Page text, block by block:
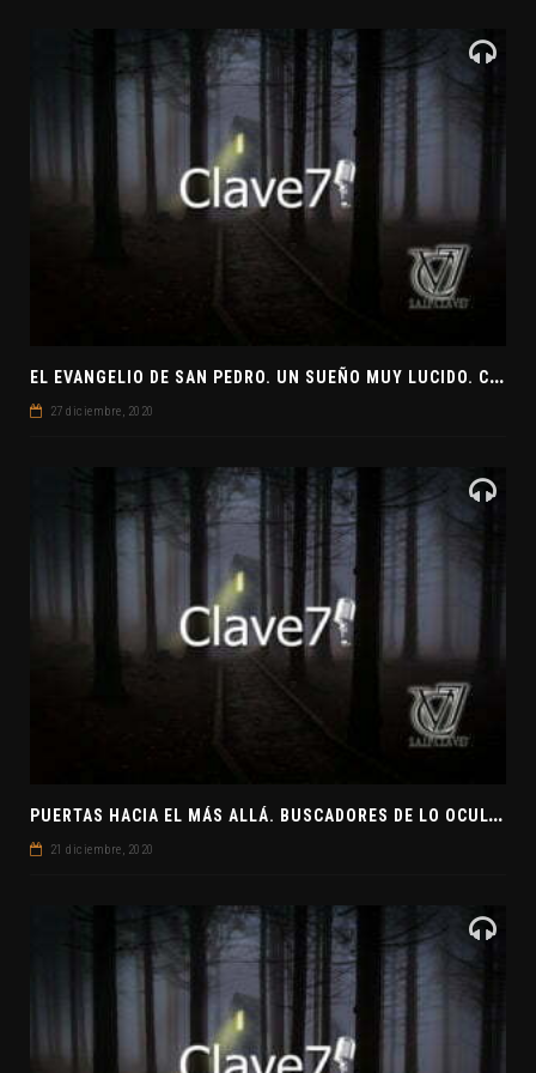
E
L EVANGELIO DE SAN PEDRO. UN SUEÑO MUY LUCIDO. CLAVE7 NEWS ¿PREPARADOS PARA UNA VISITA EXTRATERRESTRE?
27 diciembre, 2020
P
UERTAS HACIA EL MÁS ALLÁ. BUSCADORES DE LO OCULTO. EL PENSAMIENTO ABSTRACTO. EVANGELIOS APÓCRIFOS
21 diciembre, 2020